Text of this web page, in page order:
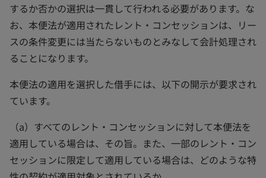
するか否かの選択は一貫して行われる必要があります。な
お、本便法が適用されたレント・コンセッションは、リー
スの条件変更には当たらないものとみなして会計処理され
ることになります。
本便法の適用を選択した借手には、以下の開示が要求され
ています。
（a）すべてのレント・コンセッションに対して本便法を
適用している場合は、その旨。また、一部のレント・コン
セッションに限定して適用している場合は、どのような特